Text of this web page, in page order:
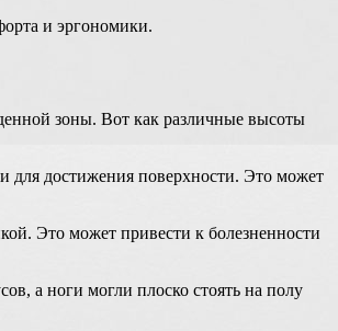
и эргономики.
зоны. Вот как различные высоты
для достижения поверхности. Это может
Это может привести к болезненности
а ноги могли плоско стоять на полу